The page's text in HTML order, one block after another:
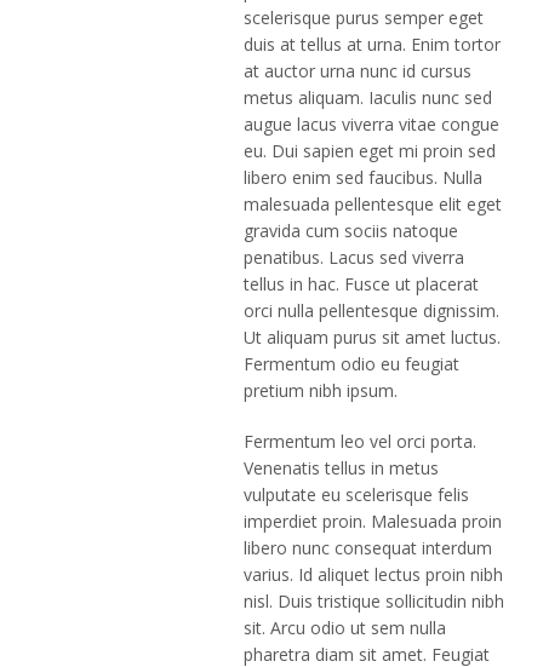
scelerisque purus semper eget
duis at tellus at urna. Enim tortor
at auctor urna nunc id cursus
metus aliquam. Iaculis nunc sed
augue lacus viverra vitae congue
eu. Dui sapien eget mi proin sed
libero enim sed faucibus. Nulla
malesuada pellentesque elit eget
gravida cum sociis natoque
penatibus. Lacus sed viverra
tellus in hac. Fusce ut placerat
orci nulla pellentesque dignissim.
Ut aliquam purus sit amet luctus.
Fermentum odio eu feugiat
pretium nibh ipsum.
Fermentum leo vel orci porta.
Venenatis tellus in metus
vulputate eu scelerisque felis
imperdiet proin. Malesuada proin
libero nunc consequat interdum
varius. Id aliquet lectus proin nibh
nisl. Duis tristique sollicitudin nibh
sit. Arcu odio ut sem nulla
pharetra diam sit amet. Feugiat